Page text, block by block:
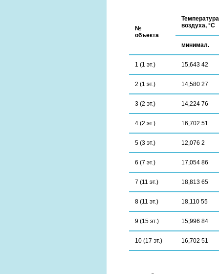
№
объекта
воздуха, °С
минимал.
1 (1 эт.) 15,643 42
2 (1 эт.) 14,580 27
3 (2 эт.) 14,224 76
4 (2 эт.) 16,702 51
5 (3 эт.) 12,076 2
6 (7 эт.) 17,054 86
7 (11 эт.) 18,813 65
8 (11 эт.) 18,110 55
9 (15 эт.) 15,996 84
10 (17 эт.) 16,702 51